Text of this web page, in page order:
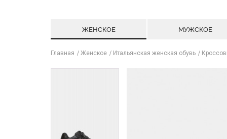
ЖЕНСКОЕ МУЖСКОЕ
Главная Женское Итальянская женская обувь